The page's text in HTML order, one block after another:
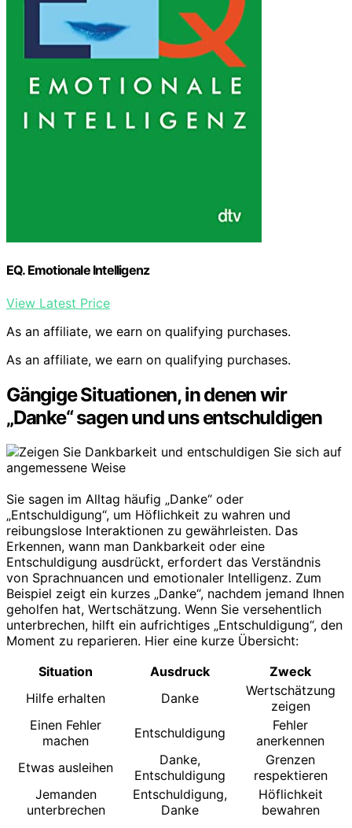
EQ. Emotionale Intelligenz
View Latest Price
As an affiliate, we earn on qualifying purchases.
As an affiliate, we earn on qualifying purchases.
Gängige Situationen, in denen wir
„Danke“ sagen und uns entschuldigen
Sie sagen im Alltag häufig „Danke“ oder
„Entschuldigung“, um Höflichkeit zu wahren und
reibungslose Interaktionen zu gewährleisten. Das
Erkennen, wann man Dankbarkeit oder eine
Entschuldigung ausdrückt, erfordert das Verständnis
von Sprachnuancen und emotionaler Intelligenz. Zum
Beispiel zeigt ein kurzes „Danke“, nachdem jemand Ihnen
geholfen hat, Wertschätzung. Wenn Sie versehentlich
unterbrechen, hilft ein aufrichtiges „Entschuldigung“, den
Moment zu reparieren. Hier eine kurze Übersicht:
Situation
Ausdruck
Zweck
Hilfe erhalten
Danke
Wertschätzung
zeigen
Einen Fehler
machen
Entschuldigung
Fehler
anerkennen
Etwas ausleihen
Danke,
Entschuldigung
Grenzen
respektieren
Jemanden
unterbrechen
Entschuldigung,
Danke
Höflichkeit
bewahren